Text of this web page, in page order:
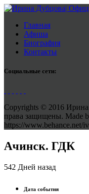
Главная
Афиша
Биография
Контакты
Социальные сети:
Copyrights © 2016
права защищены. Made
https://www.behance.net/
Ачинск. ГДК
542 Дней назад
Дата события